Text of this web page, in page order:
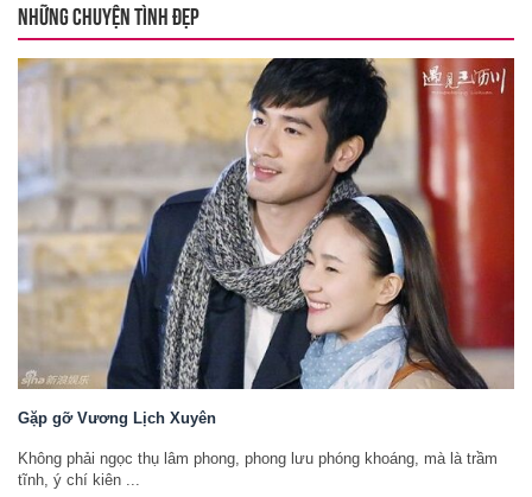
NHỮNG CHUYỆN TÌNH ĐẸP
Gặp gỡ Vương Lịch Xuyên
Không phải ngọc thụ lâm phong, phong lưu phóng khoáng, mà là trầm
tĩnh, ý chí kiên ...